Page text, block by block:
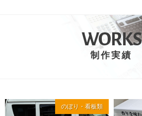
WORKS
制作実績
のぼり・看板類